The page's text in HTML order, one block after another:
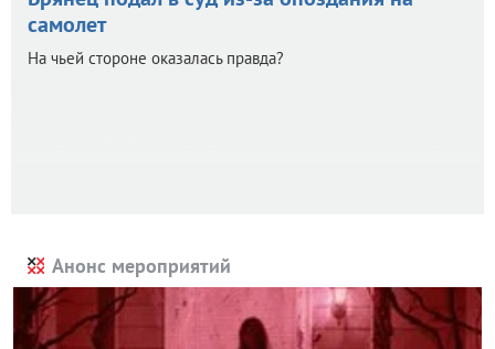
самолет
На чьей стороне оказалась правда?
Анонс мероприятий